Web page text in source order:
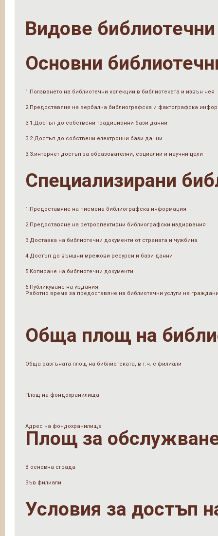
Видове библиотечни
Основни
1.Ползването на библиотечни колекции в библиотеката и извън нея
2.Предоставяне на вербална библиографска и фактографска
3.1.Достъп до собствени традиционни бази данни
3.2.Достъп до собствени електронни бази данни
3.3.интернет достъп за образователни, социални и научни цели
Специализирани
1.Предоставяне на писмена библиографска информация
2.Предоставяне на ретроспективни библиографски издирвания
3.Доставка на библиотечни документи от страната и чужбина
4.Достъп до външни мрежови ресурси и бази данни
5.Копиране на библиотечни документи
6.Публикуване на издания
Работно време за предоставяне на библиотечни услуги на
Обща площ на
Обща разгъната площ на библиотеката, в т.ч. с филиали
Площ на фондохранилища
Адрес на фондохранилища
Площ за
В основна сграда
Във филиали
Условия за достъп